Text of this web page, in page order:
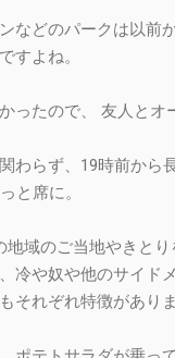
などのパークは以前
すよね。
ったので、 友人とオ
わらず、19時前から
と席に。
域のご当地やきとり
冷や奴や他のサイド
それぞれ特徴がありま